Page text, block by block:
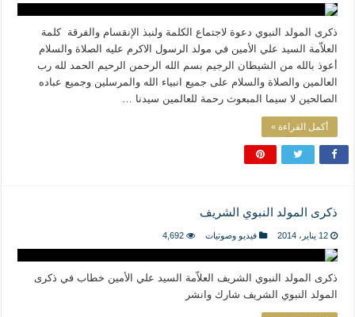
المتهاون بوطنه متهاون بدينه حتماً
نسج العلاقة مع الآخر تكون من خلال منظومة القيم و المبادئ الانسانية التي تجعل
ذكرى المولد النبوي دعوة لاجتماع الكلمة ولنبذ الإنقسام والفرقة كلمة
العلاّمة السيد علي الأمين في مولد الرسول الاكرم عليه الصلاة والسلام
أعوذ بالله من الشيطان الرجيم بسم الله الرحمن الرحيم الحمد لله رب
العالمين والصلاة والسلام على جميع انبياء الله والمرسلين وجميع عباده
الصالحين لا سيما المبعوث رحمة للعالمين سيدنا …
أكمل القراءة »
ذكرى المولد النبوي الشريف
12 يناير، 2014 فيديو وصوتيات 4,692
ذكرى المولد النبوي الشريف العلاّمة السيد علي الأمين خطاب في ذكرى
المولد النبوي الشريف شارك وانشر